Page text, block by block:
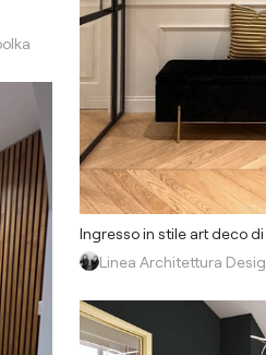
Ingresso in stile art deco
Linea Architettura